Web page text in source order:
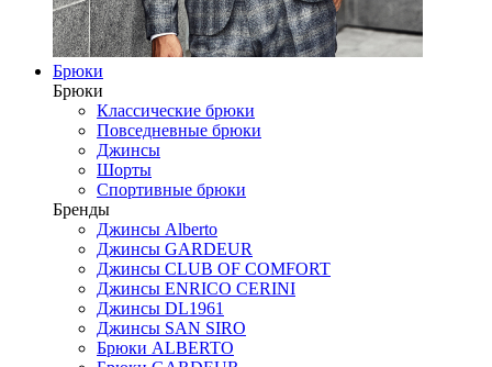
Брюки
Брюки
Классические брюки
Повседневные брюки
Джинсы
Шорты
Спортивные брюки
Бренды
Джинсы Alberto
Джинсы GARDEUR
Джинсы CLUB OF COMFORT
Джинсы ENRICO CERINI
Джинсы DL1961
Джинсы SAN SIRO
Брюки ALBERTO